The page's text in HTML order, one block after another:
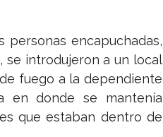
personas encapuchadas,
se introdujeron a un local
fuego a la dependiente
en donde se mantenía
que estaban dentro de